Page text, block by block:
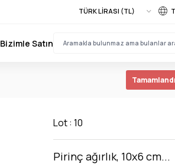
Bizimle Satın
Lot : 10
Pirinç ağırlık, 10x6 cm...